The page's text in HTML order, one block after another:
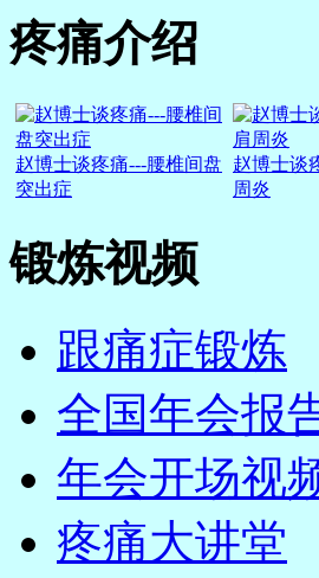
疼痛介绍
赵博士谈疼痛---腰椎间盘
突出症
赵博士谈
周炎
锻炼视频
跟痛症锻炼
全国年会报
年会开场视
疼痛大讲堂